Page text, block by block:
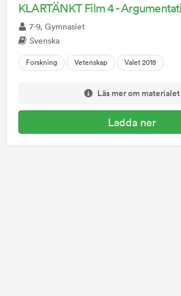
KLARTÄNKT Film 4 -
7-9, Gymnasiet
Svenska
Forskning Vetenskap Valet 2018
Läs mer om materialet
Ladda ner